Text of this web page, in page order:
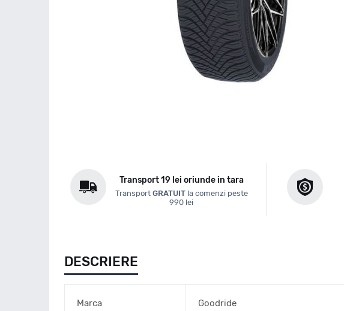
Transport 19 lei oriunde in tara
Transport GRATUITla comenzi peste
990 lei
DESCRIERE
Marca Goodride